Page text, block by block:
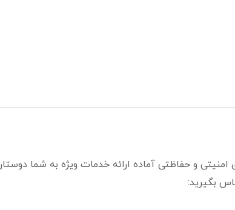
و حفاظتی آماده ارائه خدمات ویژه به شما
بگیرید: